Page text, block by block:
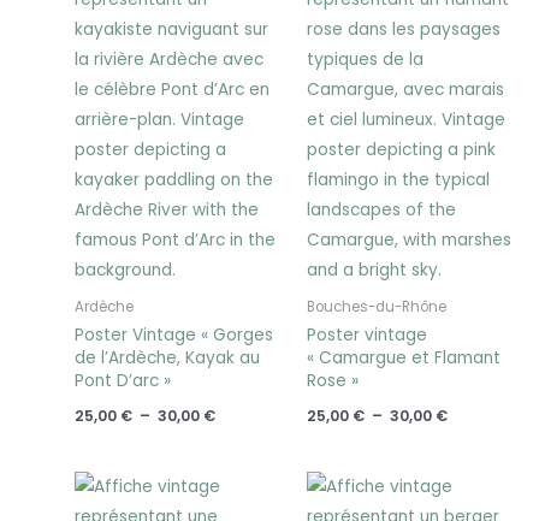
Ardèche
Poster Vintage « Gorges
de l’Ardèche, Kayak au
Pont D’arc »
25,00 € – 30,00 €
25,00 €
à
30,00 €
Bouches-du-Rhône
Poster vintage
« Camargue et Flamant
Rose »
25,00 € – 30,00 €
à
Plage
de
Plage
de